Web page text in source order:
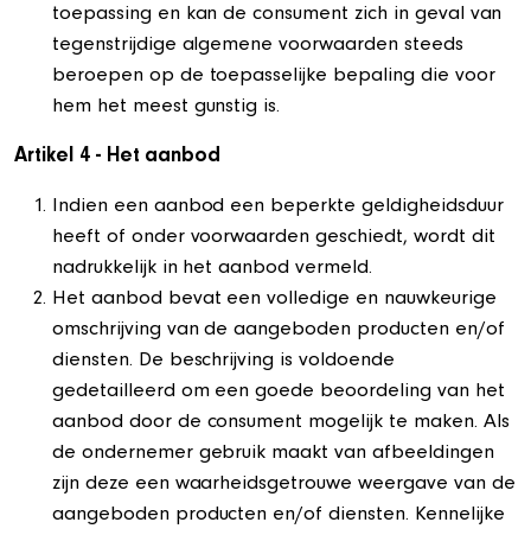
toepassing en kan de consument zich in geval van
tegenstrijdige algemene voorwaarden steeds
beroepen op de toepasselijke bepaling die voor
hem het meest gunstig is.
Artikel 4 - Het aanbod
Indien een aanbod een beperkte geldigheidsduur
heeft of onder voorwaarden geschiedt, wordt dit
nadrukkelijk in het aanbod vermeld.
Het aanbod bevat een volledige en nauwkeurige
omschrijving van de aangeboden producten en/of
diensten. De beschrijving is voldoende
gedetailleerd om een goede beoordeling van het
aanbod door de consument mogelijk te maken. Als
de ondernemer gebruik maakt van afbeeldingen
zijn deze een waarheidsgetrouwe weergave van de
aangeboden producten en/of diensten. Kennelijke